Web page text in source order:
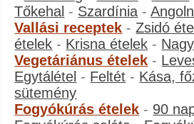
Tőkehal - Szardínia -
Vallási receptek -Zsidó
ételek - Krisna ételek -
Vegetáriánus ételek -
Egytálétel - Feltét - Kása,
sütemény
Fogyókúrás ételek - 90